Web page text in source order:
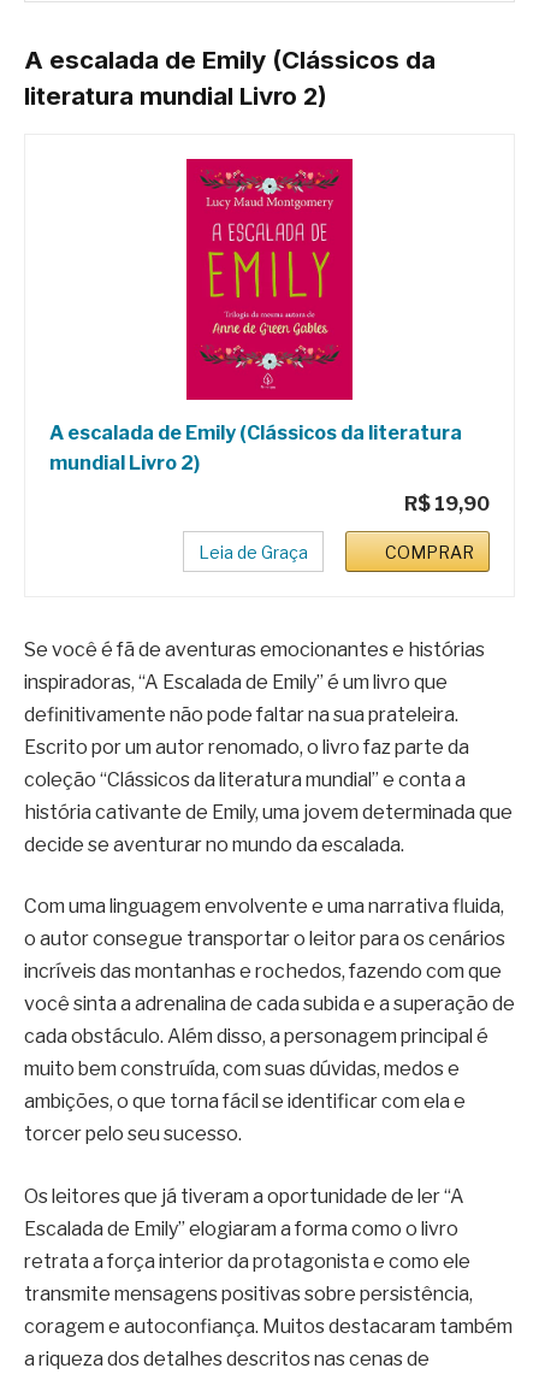
A escalada de Emily (Clássicos da
literatura mundial Livro 2)
A escalada de Emily (Clássicos da literatura
mundial Livro 2)
R$ 19,90
Leia de Graça COMPRAR
Se você é fã de aventuras emocionantes e histórias
inspiradoras, “A Escalada de Emily” é um livro que
definitivamente não pode faltar na sua prateleira.
Escrito por um autor renomado, o livro faz parte da
coleção “Clássicos da literatura mundial” e conta a
história cativante de Emily, uma jovem determinada que
decide se aventurar no mundo da escalada.
Com uma linguagem envolvente e uma narrativa fluida,
o autor consegue transportar o leitor para os cenários
incríveis das montanhas e rochedos, fazendo com que
você sinta a adrenalina de cada subida e a superação de
cada obstáculo. Além disso, a personagem principal é
muito bem construída, com suas dúvidas, medos e
ambições, o que torna fácil se identificar com ela e
torcer pelo seu sucesso.
Os leitores que já tiveram a oportunidade de ler “A
Escalada de Emily” elogiaram a forma como o livro
retrata a força interior da protagonista e como ele
transmite mensagens positivas sobre persistência,
coragem e autoconfiança. Muitos destacaram também
a riqueza dos detalhes descritos nas cenas de